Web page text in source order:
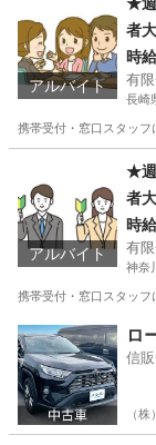
アルバイト
者
時
有
長崎
携帯受付・窓口スタッ
携
アルバイト
★
者
時
有
神奈
携帯受付・窓口スタッ
神奈川 横浜市 ロ
信
（